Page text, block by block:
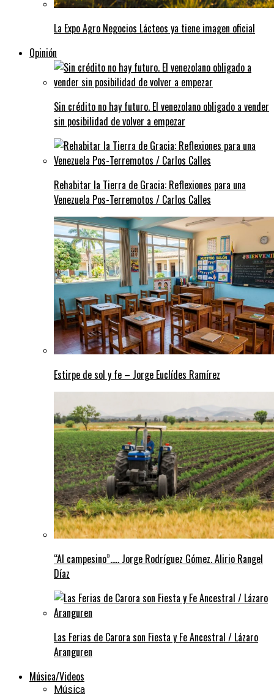
La Expo Agro Negocios Lácteos ya tiene imagen oficial
Opinión
Sin crédito no hay futuro. El venezolano obligado a vender
sin posibilidad de volver a empezar
Rehabitar la Tierra de Gracia: Reflexiones para una
Venezuela Pos-Terremotos / Carlos Calles
Estirpe de sol y fe – Jorge Euclídes Ramírez
“Al campesino”….. Jorge Rodríguez Gómez. Alirio Rangel
Díaz
Las Ferias de Carora son Fiesta y Fe Ancestral / Lázaro
Aranguren
Música/Videos
Música